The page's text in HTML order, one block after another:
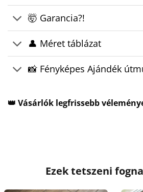
🤯 Garancia?!
👤 Méret táblázat
📸 Fényképes Ajándék
👑 Vásárlók legfrissebb
Ezek tetszeni